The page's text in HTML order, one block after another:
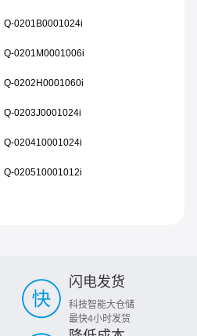
Q-0201B0001024i
Q-0201M0001006i
Q-0202H0001060i
Q-0203J0001024i
Q-020410001024i
Q-020510001012i
闪电发货
科技智能大仓储
最快4小时发货